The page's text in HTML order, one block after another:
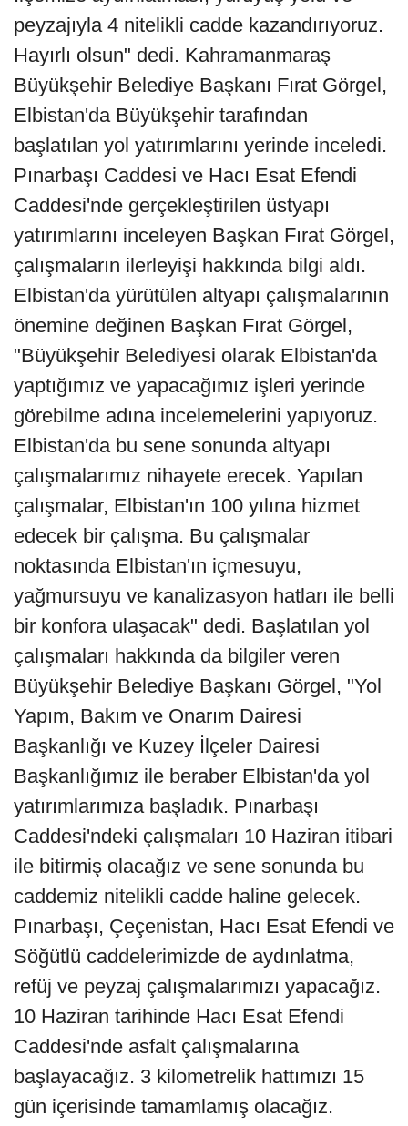
peyzajıyla 4 nitelikli cadde kazandırıyoruz.
Hayırlı olsun" dedi. Kahramanmaraş
Büyükşehir Belediye Başkanı Fırat Görgel,
Elbistan'da Büyükşehir tarafından
başlatılan yol yatırımlarını yerinde inceledi.
Pınarbaşı Caddesi ve Hacı Esat Efendi
Caddesi'nde gerçekleştirilen üstyapı
yatırımlarını inceleyen Başkan Fırat Görgel,
çalışmaların ilerleyişi hakkında bilgi aldı.
Elbistan'da yürütülen altyapı çalışmalarının
önemine değinen Başkan Fırat Görgel,
"Büyükşehir Belediyesi olarak Elbistan'da
yaptığımız ve yapacağımız işleri yerinde
görebilme adına incelemelerini yapıyoruz.
Elbistan'da bu sene sonunda altyapı
çalışmalarımız nihayete erecek. Yapılan
çalışmalar, Elbistan'ın 100 yılına hizmet
edecek bir çalışma. Bu çalışmalar
noktasında Elbistan'ın içmesuyu,
yağmursuyu ve kanalizasyon hatları ile belli
bir konfora ulaşacak" dedi. Başlatılan yol
çalışmaları hakkında da bilgiler veren
Büyükşehir Belediye Başkanı Görgel, "Yol
Yapım, Bakım ve Onarım Dairesi
Başkanlığı ve Kuzey İlçeler Dairesi
Başkanlığımız ile beraber Elbistan'da yol
yatırımlarımıza başladık. Pınarbaşı
Caddesi'ndeki çalışmaları 10 Haziran itibari
ile bitirmiş olacağız ve sene sonunda bu
caddemiz nitelikli cadde haline gelecek.
Pınarbaşı, Çeçenistan, Hacı Esat Efendi ve
Söğütlü caddelerimizde de aydınlatma,
refüj ve peyzaj çalışmalarımızı yapacağız.
10 Haziran tarihinde Hacı Esat Efendi
Caddesi'nde asfalt çalışmalarına
başlayacağız. 3 kilometrelik hattımızı 15
gün içerisinde tamamlamış olacağız.